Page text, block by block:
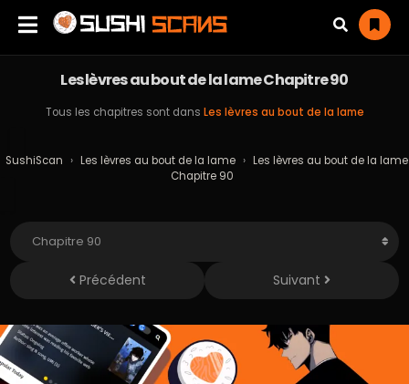
Les lèvres au bout de la lame Chapitre 90
Tous les chapitres sont dans Les lèvres au bout de la lame
SushiScan › Les lèvres au bout de la lame › Les lèvres au bout de la lame
Chapitre 90
Précédent Suivant